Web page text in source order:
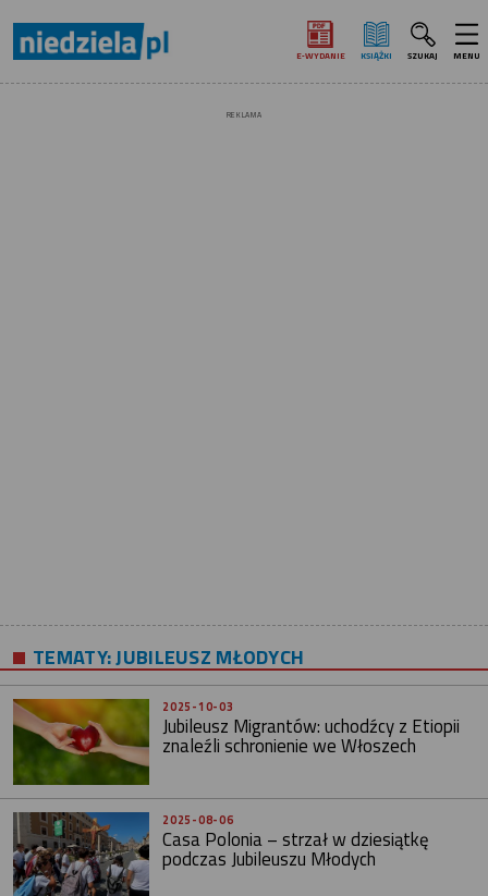
E‑WYDANIE KSIĄŻKI SZUKAJ MENU
REKLAMA
TEMATY:JUBILEUSZ MŁODYCH
2025-10-03
Jubileusz Migrantów: uchodźcy z Etiopii
znaleźli schronienie we Włoszech
2025-08-06
Casa Polonia – strzał w dziesiątkę
podczas Jubileuszu Młodych